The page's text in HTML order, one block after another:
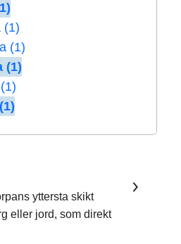
(1)
(1)
(1)
yttersta skikt
eller jord, som direkt